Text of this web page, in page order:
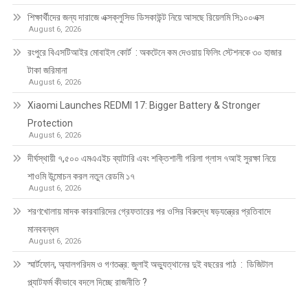
শিক্ষার্থীদের জন্য দারাজে এক্সক্লুসিভ ডিসকাউন্ট নিয়ে আসছে রিয়েলমি সি১০০এক্স
August 6, 2026
রংপুরে বিএসটিআইর মোবাইল কোর্ট : অকটেনে কম দেওয়ায় ফিলিং স্টেশনকে ৩০ হাজার
টাকা জরিমানা
August 6, 2026
Xiaomi Launches REDMI 17: Bigger Battery & Stronger
Protection
August 6, 2026
দীর্ঘস্থায়ী ৭,৫০০ এমএএইচ ব্যাটারি এবং শক্তিশালী গরিলা গ্লাস ৭আই সুরক্ষা নিয়ে
শাওমি উন্মোচন করল নতুন রেডমি ১৭
August 6, 2026
শরণখোলায় মাদক কারবারিদের গ্রেফতারের পর ওসির বিরুদ্ধে ষড়যন্ত্রের প্রতিবাদে
মানববন্ধন
August 6, 2026
স্মার্টফোন, অ্যালগরিদম ও গণতন্ত্র: জুলাই অভ্যুত্থানের দুই বছরের পাঠ : ডিজিটাল
প্ল্যাটফর্ম কীভাবে বদলে দিচ্ছে রাজনীতি ?